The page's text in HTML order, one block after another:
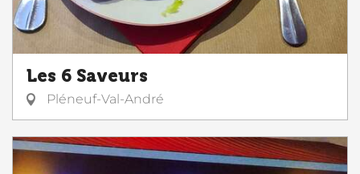
Les 6 Saveurs
Pléneuf-Val-André